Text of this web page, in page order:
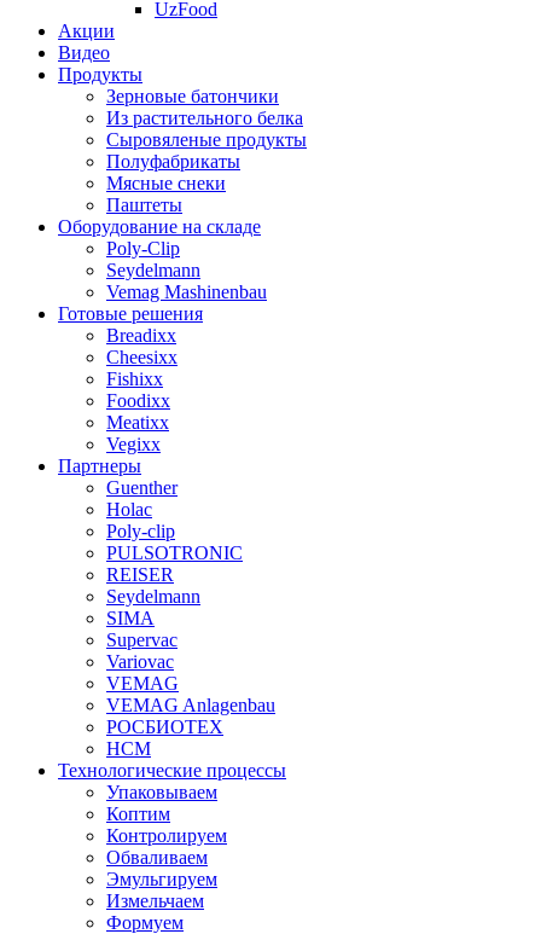
UzFood
Акции
Видео
Продукты
Зерновые батончики
Из растительного белка
Сыровяленые продукты
Полуфабрикаты
Мясные снеки
Паштеты
Оборудование на складе
Poly-Clip
Seydelmann
Vemag Mashinenbau
Готовые решения
Breadixx
Cheesixx
Fishixx
Foodixx
Meatixx
Vegixx
Партнеры
Guenther
Holac
Poly-clip
PULSOTRONIC
REISER
Seydelmann
SIMA
Supervac
Variovac
VEMAG
VEMAG Anlagenbau
РОСБИОТЕХ
НСМ
Технологические процессы
Упаковываем
Коптим
Контролируем
Обваливаем
Эмульгируем
Измельчаем
Формуем